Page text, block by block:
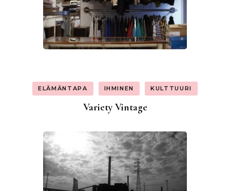
ELÄMÄNTAPA IHMINEN KULTTUURI
Variety Vintage